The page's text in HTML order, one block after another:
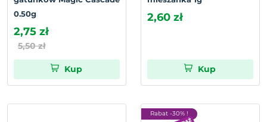
0.50g
2,75 zł
5,50 zł
Kup
2,60 zł
Kup
Rabat -30% !